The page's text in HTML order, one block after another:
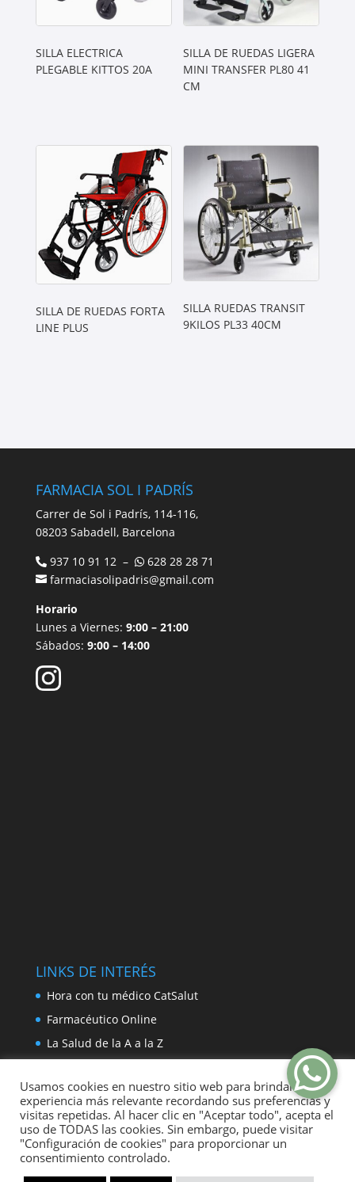
SILLA ELECTRICA
PLEGABLE KITTOS 20A
SILLA DE RUEDAS LIGERA
MINI TRANSFER PL80 41
CM
SILLA DE RUEDAS FORTA
LINE PLUS
SILLA RUEDAS TRANSIT
9KILOS PL33 40CM
FARMACIA SOL I PADRÍS
Carrer de Sol i Padrís, 114-116,
08203 Sabadell, Barcelona
937 10 91 12 –
628 28 28 71
farmaciasolipadris@gmail.com
Horario
Lunes a Viernes: 9:00 – 21:00
Sábados: 9:00 – 14:00
LINKS DE INTERÉS
Hora con tu médico CatSalut
Farmacéutico Online
La Salud de la A a la Z
Usamos cookies en nuestro sitio web para brindarle la
experiencia más relevante recordando sus preferencias y
visitas repetidas. Al hacer clic en "Aceptar todo", acepta el
uso de TODAS las cookies. Sin embargo, puede visitar
"Configuración de cookies" para proporcionar un
consentimiento controlado.